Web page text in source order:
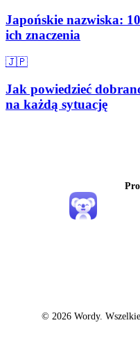
Japońskie nazwiska:
ich znaczenia
🇯🇵
Jak powiedzieć
na każdą sytuację
© 2026 Wordy. Wszelkie